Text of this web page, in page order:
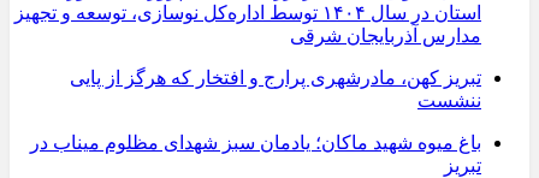
استان در سال ۱۴۰۴ توسط اداره‌کل نوسازی، توسعه و تجهیز
مدارس آذربایجان شرقی
تبریز کهن، مادرشهری پرارج و افتخار که هرگز از پایی
ننشست
باغ میوه شهید ماکان؛ یادمان سبز شهدای مظلوم میناب در
تبریز